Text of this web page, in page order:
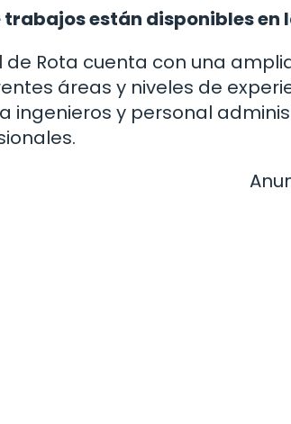
trabajos están disponibles en
de Rota cuenta con una
áreas y niveles de
ingenieros y personal